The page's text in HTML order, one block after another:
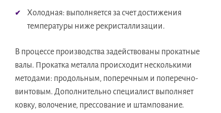
Холодная: выполняется за счет достижения
температуры ниже рекристаллизации.
В процессе производства задействованы прокатные
валы. Прокатка металла происходит несколькими
методами: продольным, поперечным и поперечно-
винтовым. Дополнительно специалист выполняет
ковку, волочение, прессование и штампование.